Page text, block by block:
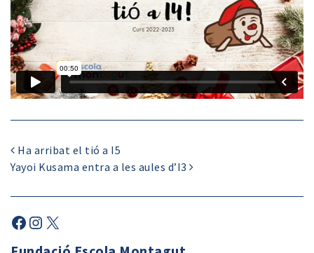
Ha arribat el tió a I5
Yayoi Kusama entra a les aules d’I3